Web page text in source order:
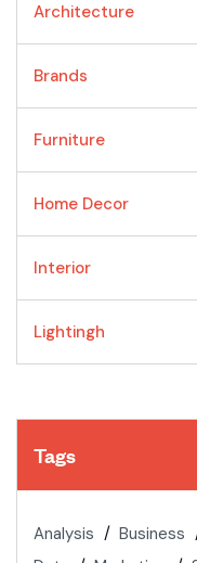
Architecture
Brands
Furniture
Home Decor
Interior
Lightingh
Tags
Analysis Business